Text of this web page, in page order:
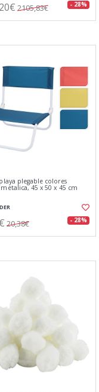
2105,83€ - 28%
plegable colores
45 x 50 x 45 cm
20,38€ - 28%